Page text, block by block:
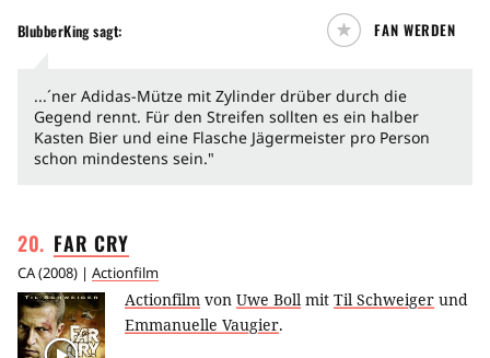
BlubberKing sagt: FAN WERDEN
...´ner Adidas-Mütze mit Zylinder drüber durch die
Gegend rennt. Für den Streifen sollten es ein halber
Kasten Bier und eine Flasche Jägermeister pro Person
schon mindestens sein."
20. FAR CRY
CA(2008) | Actionfilm
Actionfilm von Uwe Boll mit Til Schweiger und
Emmanuelle Vaugier.